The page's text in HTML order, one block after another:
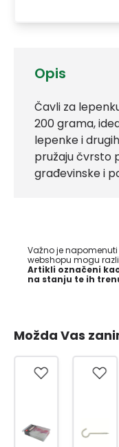
Opis
Čavli za
200 grama,
lepenke i
pružaju čvrsto
građevinske i
Važno je
webshopu mogu
Artikli označeni
na stanju te ih
Možda Vas